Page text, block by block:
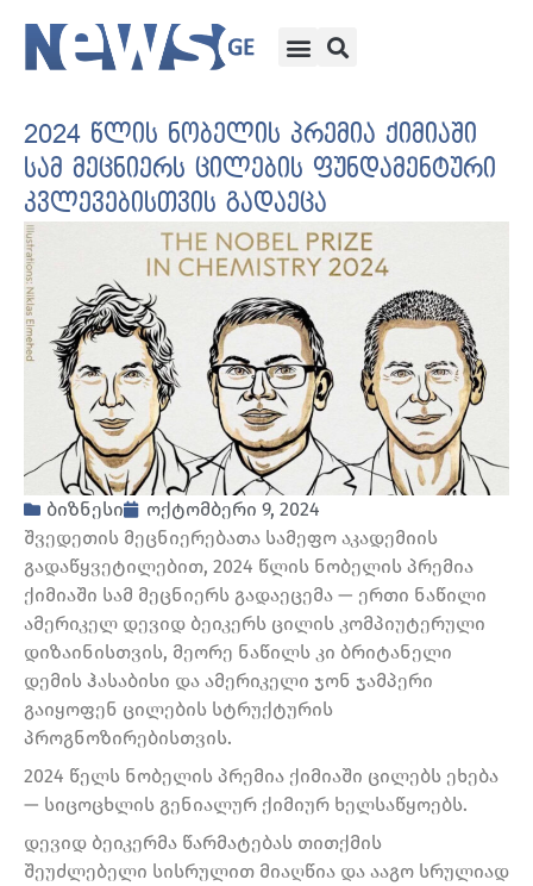
2024 წლის ნობელის პრემია ქიმიაში
სამ მეცნიერს ცილების ფუნდამენტური
კვლევებისთვის გადაეცა
ბიზნესი
ოქტომბერი 9, 2024
შვედეთის მეცნიერებათა სამეფო აკადემიის
გადაწყვეტილებით, 2024 წლის ნობელის პრემია
ქიმიაში სამ მეცნიერს გადაეცემა — ერთი ნაწილი
ამერიკელ დევიდ ბეიკერს ცილის კომპიუტერული
დიზაინისთვის, მეორე ნაწილს კი ბრიტანელი
დემის ჰასაბისი და ამერიკელი ჯონ ჯამპერი
გაიყოფენ ცილების სტრუქტურის
პროგნოზირებისთვის.
2024 წელს ნობელის პრემია ქიმიაში ცილებს ეხება
— სიცოცხლის გენიალურ ქიმიურ ხელსაწყოებს.
დევიდ ბეიკერმა წარმატებას თითქმის
შეუძლებელი სისრულით მიაღწია და ააგო სრულიად